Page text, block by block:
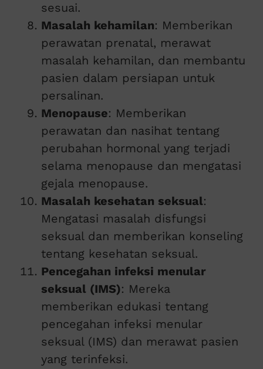
sesuai.
Masalah kehamilan: Memberikan
perawatan prenatal, merawat
masalah kehamilan, dan membantu
pasien dalam persiapan untuk
persalinan.
Menopause: Memberikan
perawatan dan nasihat tentang
perubahan hormonal yang terjadi
selama menopause dan mengatasi
gejala menopause.
Masalah kesehatan seksual:
Mengatasi masalah disfungsi
seksual dan memberikan konseling
tentang kesehatan seksual.
Pencegahan infeksi menular
seksual (IMS): Mereka
memberikan edukasi tentang
pencegahan infeksi menular
seksual (IMS) dan merawat pasien
yang terinfeksi.